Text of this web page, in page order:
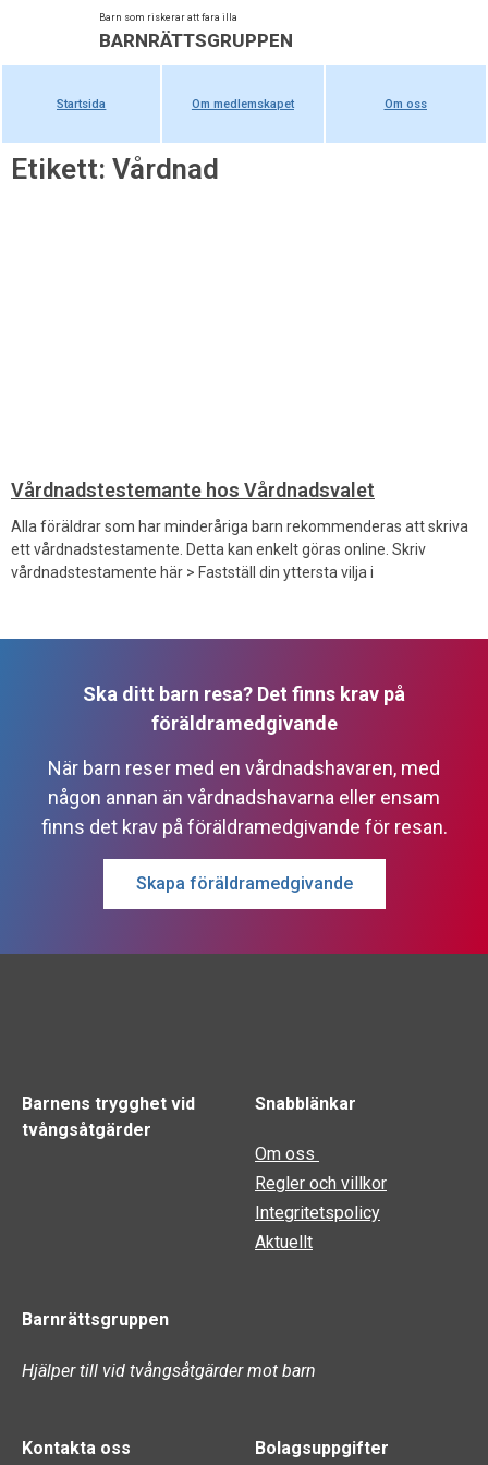
Barn som riskerar att fara illa
BARNRÄTTSGRUPPEN
Startsida Om medlemskapet Om oss
Etikett: Vårdnad
Vårdnadstestemante hos Vårdnadsvalet
Alla föräldrar som har minderåriga barn rekommenderas att skriva
ett vårdnadstestamente. Detta kan enkelt göras online. Skriv
vårdnadstestamente här > Fastställ din yttersta vilja i
Ska ditt barn resa? Det finns krav på
föräldramedgivande
När barn reser med en vårdnadshavaren, med
någon annan än vårdnadshavarna eller ensam
finns det krav på föräldramedgivande för resan.
Skapa föräldramedgivande
Barnens trygghet vid
tvångsåtgärder
Snabblänkar
Om oss
Regler och villkor
Integritetspolicy
Aktuellt
Barnrättsgruppen
Hjälper till vid tvångsåtgärder mot barn
Kontakta oss Bolagsuppgifter